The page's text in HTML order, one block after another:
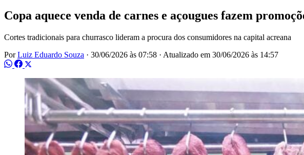
Copa aquece venda de carnes e açougues fazem
Cortes tradicionais para churrasco lideram a procura dos consumidores na capital acreana
PorLuiz Eduardo Souza · 30/06/2026 às 07:58 · Atualizado em 30/06/2026 às 14:57